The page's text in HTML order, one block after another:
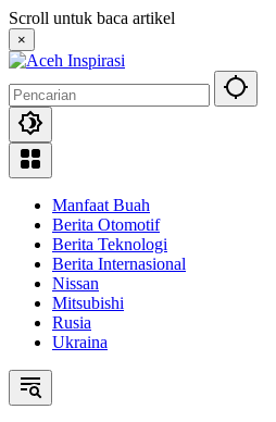
Langsung
ke
konten
Scroll untuk baca artikel
×
Manfaat Buah
Berita Otomotif
Berita Teknologi
Berita Internasional
Nissan
Mitsubishi
Rusia
Ukraina